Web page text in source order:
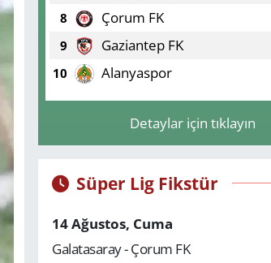
8 Çorum FK
9 Gaziantep FK
10 Alanyaspor
Detaylar için tıklayın
Süper Lig Fikstür
14 Ağustos, Cuma
Galatasaray - Çorum FK